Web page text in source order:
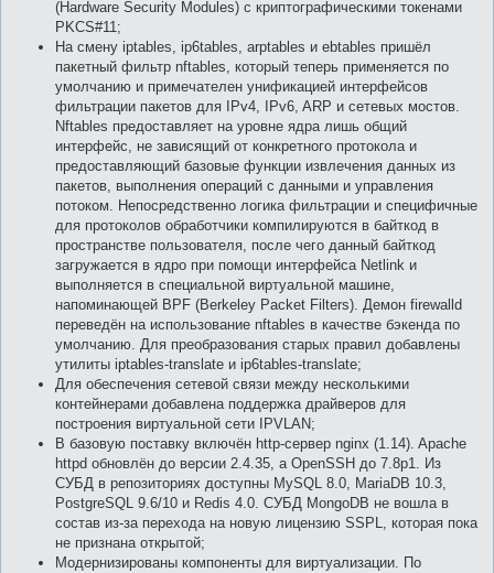
(Hardware Security Modules) c криптографическими токенами
PKCS#11;
На смену iptables, ip6tables, arptables и ebtables пришёл
пакетный фильтр nftables, который теперь применяется по
умолчанию и примечателен унификацией интерфейсов
фильтрации пакетов для IPv4, IPv6, ARP и сетевых мостов.
Nftables предоставляет на уровне ядра лишь общий
интерфейс, не зависящий от конкретного протокола и
предоставляющий базовые функции извлечения данных из
пакетов, выполнения операций с данными и управления
потоком. Непосредственно логика фильтрации и специфичные
для протоколов обработчики компилируются в байткод в
пространстве пользователя, после чего данный байткод
загружается в ядро при помощи интерфейса Netlink и
выполняется в специальной виртуальной машине,
напоминающей BPF (Berkeley Packet Filters). Демон firewalld
переведён на использование nftables в качестве бэкенда по
умолчанию. Для преобразования старых правил добавлены
утилиты iptables-translate и ip6tables-translate;
Для обеспечения сетевой связи между несколькими
контейнерами добавлена поддержка драйверов для
построения виртуальной сети IPVLAN;
В базовую поставку включён http-сервер nginx (1.14). Apache
httpd обновлён до версии 2.4.35, а OpenSSH до 7.8p1. Из
СУБД в репозиториях доступны MySQL 8.0, MariaDB 10.3,
PostgreSQL 9.6/10 и Redis 4.0. СУБД MongoDB не вошла в
состав из-за перехода на новую лицензию SSPL, которая пока
не признана открытой;
Модернизированы компоненты для виртуализации. По